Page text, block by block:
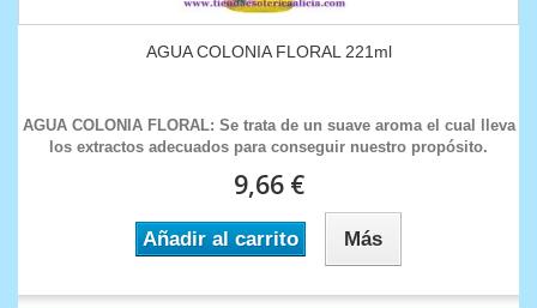
AGUA COLONIA FLORAL 221ml
AGUA COLONIA FLORAL: Se trata de un suave aroma el cual lleva
los extractos adecuados para conseguir nuestro propósito.
9,66 €
Añadir al carrito Más